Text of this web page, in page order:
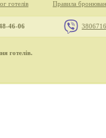
готелів Правила
46-06
готелів.